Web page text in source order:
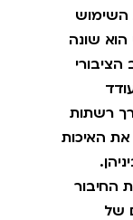
השימוש
הוא שונה
הציבורי
רשתות
האיכות
החיבור
של